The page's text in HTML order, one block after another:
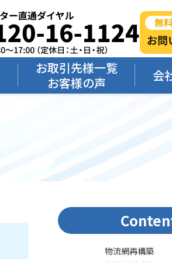
お取引先様一覧
お客様の声
会
物流網再構築